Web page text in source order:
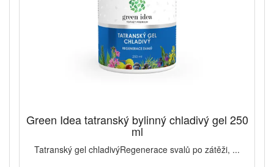
Green Idea tatranský bylinný chladivý gel 250
ml
Tatranský gel chladivýRegenerace svalů po zátěži, ...